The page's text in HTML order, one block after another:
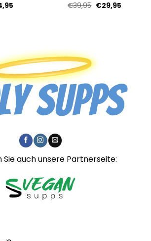
€39,95 Ursprünglicher
Preis
€29,95Aktueller
Sie auch unsere Partnerseite: